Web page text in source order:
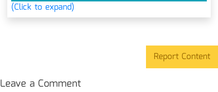
(Click to expand)
Report Content
Leave a Comment